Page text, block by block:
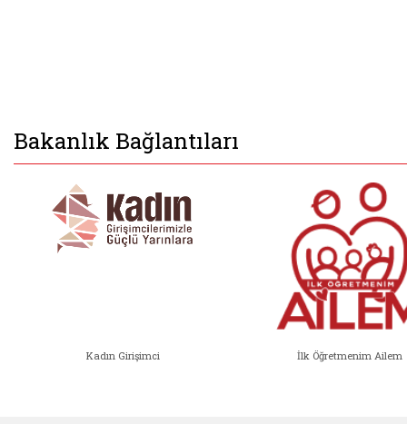
Bakanlık Bağlantıları
Kadın Girişimci İlk Öğretmenim Ailem